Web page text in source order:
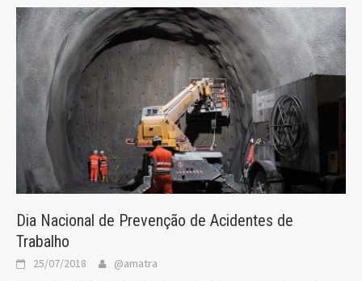
Dia Nacional de Prevenção de Acidentes de
Trabalho
25/07/2018 @amatra